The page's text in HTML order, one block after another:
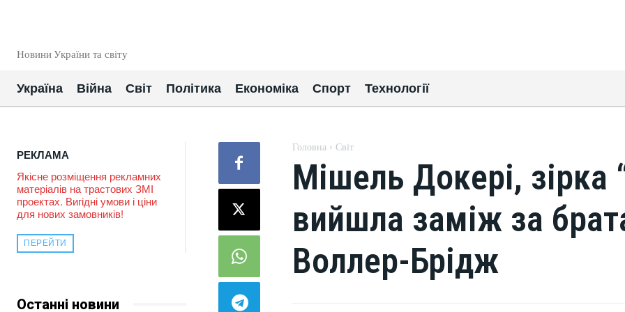
Новини України та світу
Україна Війна Світ Політика Економіка Спорт Технології
РЕКЛАМА
Якісне розміщення рекламних
матеріалів на трастових ЗМІ
проектах. Вигідні умови і ціни
для нових замовників!
ПЕРЕЙТИ
Останні новини
Головна Світ
Мішель Докері, зірка
вийшла заміж за
Воллер-Брідж